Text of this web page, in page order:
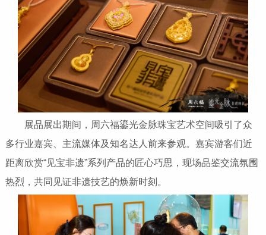
展品展出期间，周六福鎏光金脉珠宝艺术空间吸引了众
多行业嘉宾、主流媒体及知名达人前来参观。嘉宾游客们近
距离欣赏“见宝非遗”系列产品的匠心巧思，现场品鉴交流氛围
热烈，共同见证非遗技艺的焕新时刻。